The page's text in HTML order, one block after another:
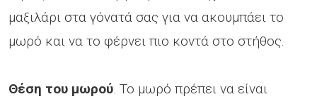
μαξιλάρι στα γόνατά σας για να ακουμπάει το
μωρό και να το φέρνει πιο κοντά στο στήθος.
Θέση του μωρού. Το μωρό πρέπει να είναι